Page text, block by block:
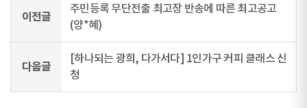
이전글
주민등록 무단전출 최고장 반송에 따른 최고공고
(양*혜)
다음글
[하나되는 광희, 다가서다] 1인가구 커피 클래스 신
청